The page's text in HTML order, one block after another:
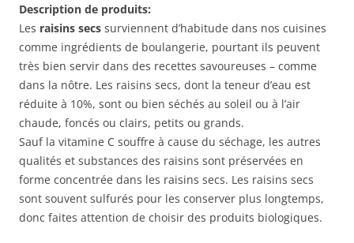
Description de produits:
Les raisins secs surviennent d’habitude dans nos cuisines
comme ingrédients de boulangerie, pourtant ils peuvent
très bien servir dans des recettes savoureuses – comme
dans la nôtre. Les raisins secs, dont la teneur d’eau est
réduite à 10%, sont ou bien séchés au soleil ou à l’air
chaude, foncés ou clairs, petits ou grands.
Sauf la vitamine C souffre à cause du séchage, les autres
qualités et substances des raisins sont préservées en
forme concentrée dans les raisins secs. Les raisins secs
sont souvent sulfurés pour les conserver plus longtemps,
donc faites attention de choisir des produits biologiques.